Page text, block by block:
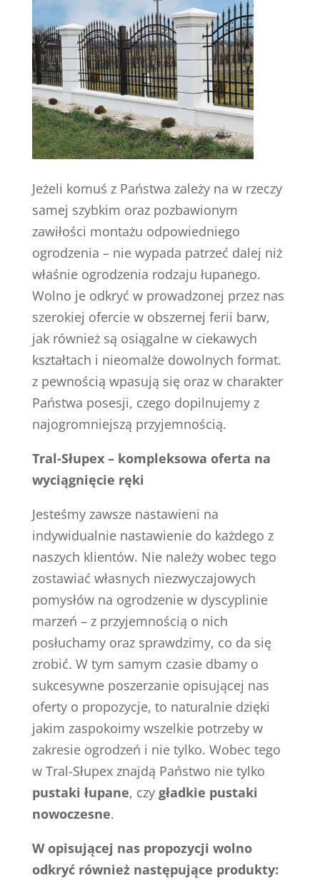
Jeżeli komuś z Państwa zależy na w rzeczy
samej szybkim oraz pozbawionym
zawiłości montażu odpowiedniego
ogrodzenia – nie wypada patrzeć dalej niż
właśnie ogrodzenia rodzaju łupanego.
Wolno je odkryć w prowadzonej przez nas
szerokiej ofercie w obszernej ferii barw,
jak również są osiągalne w ciekawych
kształtach i nieomalże dowolnych format.
z pewnością wpasują się oraz w charakter
Państwa posesji, czego dopilnujemy z
najogromniejszą przyjemnością.
Tral-Słupex – kompleksowa oferta na
wyciągnięcie ręki
Jesteśmy zawsze nastawieni na
indywidualnie nastawienie do każdego z
naszych klientów. Nie należy wobec tego
zostawiać własnych niezwyczajowych
pomysłów na ogrodzenie w dyscyplinie
marzeń – z przyjemnością o nich
posłuchamy oraz sprawdzimy, co da się
zrobić. W tym samym czasie dbamy o
sukcesywne poszerzanie opisującej nas
oferty o propozycje, to naturalnie dzięki
jakim zaspokoimy wszelkie potrzeby w
zakresie ogrodzeń i nie tylko. Wobec tego
w Tral-Słupex znajdą Państwo nie tylko
pustaki łupane, czy gładkie pustaki
nowoczesne.
W opisującej nas propozycji wolno
odkryć również następujące produkty: